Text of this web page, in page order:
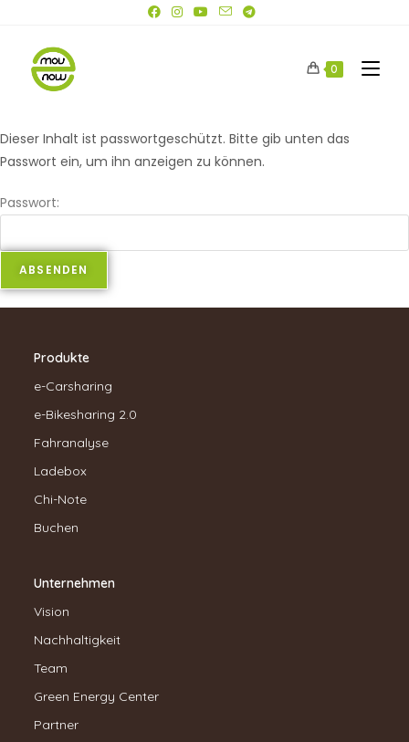
0
Dieser Inhalt ist passwortgeschützt. Bitte gib unten das
Passwort ein, um ihn anzeigen zu können.
Passwort:
Produkte
e-Carsharing
e-Bikesharing 2.0
Fahranalyse
Ladebox
Chi-Note
Buchen
Unternehmen
Vision
Nachhaltigkeit
Team
Green Energy Center
Partner